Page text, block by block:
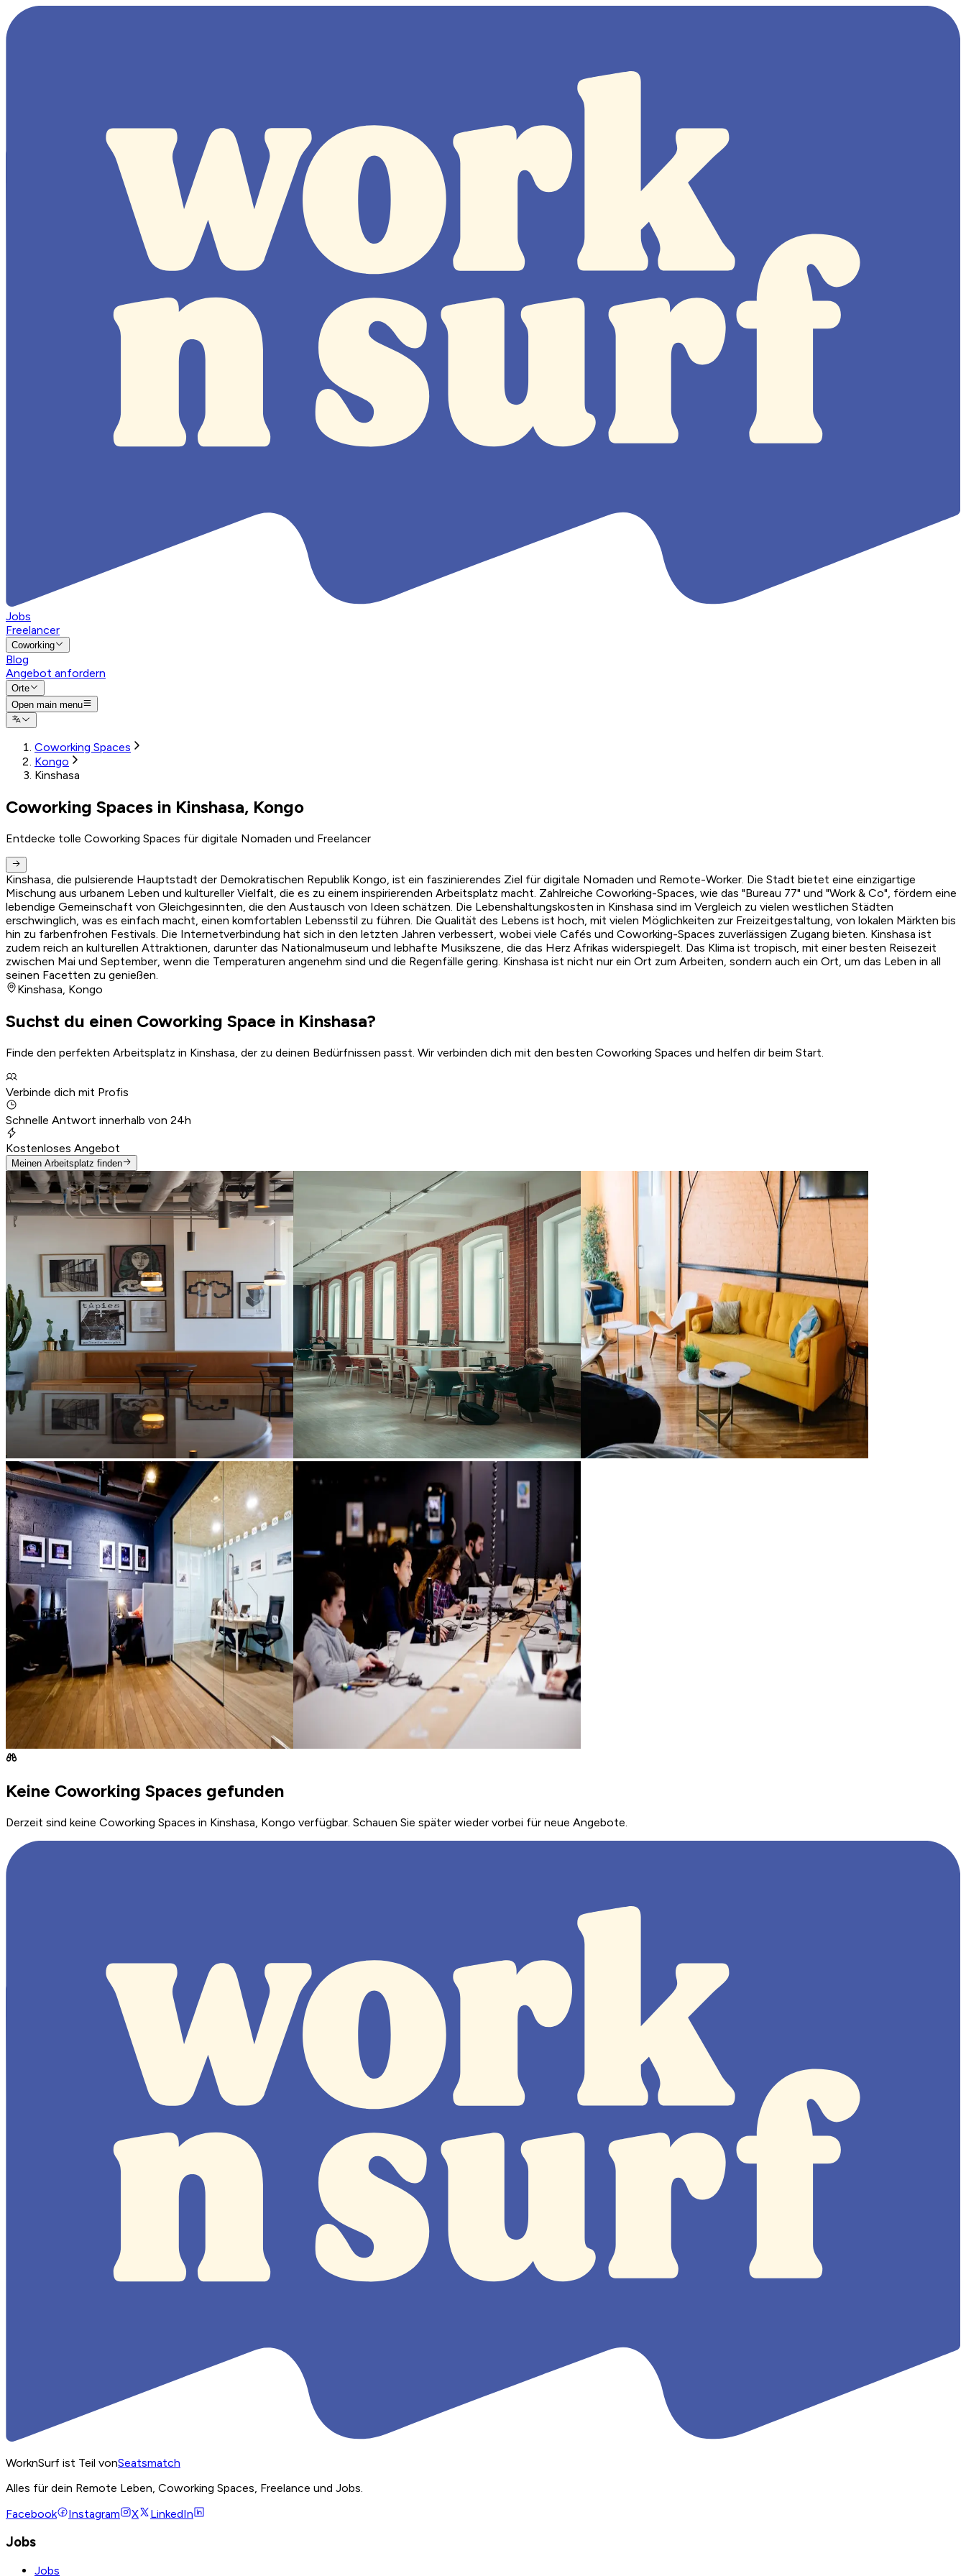
Jobs
Freelancer
Coworking
Blog
Angebot anfordern
Orte
Open main menu
Coworking Spaces
Kongo
Kinshasa
Coworking Spaces in Kinshasa, Kongo
Entdecke tolle Coworking Spaces für digitale Nomaden und Freelancer
Kinshasa, die pulsierende Hauptstadt der Demokratischen Republik Kongo, ist ein faszinierendes Ziel für digitale Nomaden und Remote-Worker. Die Stadt bietet eine einzigartige
Mischung aus urbanem Leben und kultureller Vielfalt, die es zu einem inspirierenden Arbeitsplatz macht. Zahlreiche Coworking-Spaces, wie das "Bureau 77" und "Work & Co", fördern eine
lebendige Gemeinschaft von Gleichgesinnten, die den Austausch von Ideen schätzen. Die Lebenshaltungskosten in Kinshasa sind im Vergleich zu vielen westlichen Städten
erschwinglich, was es einfach macht, einen komfortablen Lebensstil zu führen. Die Qualität des Lebens ist hoch, mit vielen Möglichkeiten zur Freizeitgestaltung, von lokalen Märkten bis
hin zu farbenfrohen Festivals. Die Internetverbindung hat sich in den letzten Jahren verbessert, wobei viele Cafés und Coworking-Spaces zuverlässigen Zugang bieten. Kinshasa ist
zudem reich an kulturellen Attraktionen, darunter das Nationalmuseum und lebhafte Musikszene, die das Herz Afrikas widerspiegelt. Das Klima ist tropisch, mit einer besten Reisezeit
zwischen Mai und September, wenn die Temperaturen angenehm sind und die Regenfälle gering. Kinshasa ist nicht nur ein Ort zum Arbeiten, sondern auch ein Ort, um das Leben in all
seinen Facetten zu genießen.
Kinshasa, Kongo
Suchst du einen Coworking Space in Kinshasa?
Finde den perfekten Arbeitsplatz in Kinshasa, der zu deinen Bedürfnissen passt. Wir verbinden dich mit den besten Coworking Spaces und helfen dir beim Start.
Verbinde dich mit Profis
Schnelle Antwort innerhalb von 24h
Kostenloses Angebot
Meinen Arbeitsplatz finden
Keine Coworking Spaces gefunden
Derzeit sind keine Coworking Spaces in Kinshasa, Kongo verfügbar. Schauen Sie später wieder vorbei für neue Angebote.
WorknSurf ist Teil vonSeatsmatch
Alles für dein Remote Leben, Coworking Spaces, Freelance und Jobs.
Facebook
Instagram X LinkedIn
Jobs
Jobs